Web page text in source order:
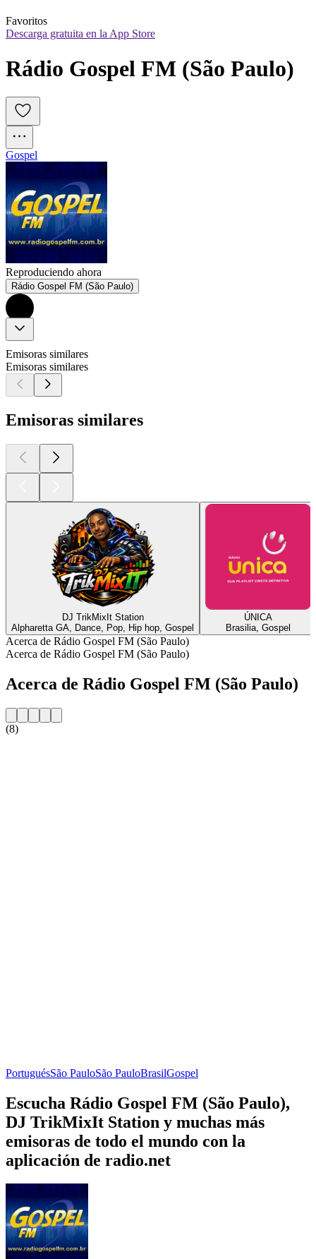
Favoritos
Descarga gratuita en la App Store
Rádio Gospel FM (São Paulo)
Gospel
Reproduciendo ahora
Rádio Gospel FM (São Paulo)
Emisoras similares
Emisoras similares
Emisoras similares
DJ TrikMixIt Station
Alpharetta GA, Dance, Pop, Hip hop, Gospel
ÚNICA
Brasilia, Gospel
Acerca de Rádio Gospel FM (São Paulo)
Acerca de Rádio Gospel FM (São Paulo)
Acerca de Rádio Gospel FM (São Paulo)
(8)
PortuguésSão PauloSão PauloBrasilGospel
Escucha Rádio Gospel FM (São Paulo),
DJ TrikMixIt Station y muchas más
emisoras de todo el mundo con la
aplicación de radio.net